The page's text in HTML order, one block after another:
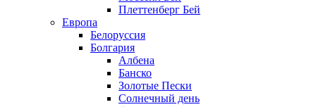
Плеттенберг Бей
Европа
Белоруссия
Болгария
Албена
Банско
Золотые Пески
Солнечный день